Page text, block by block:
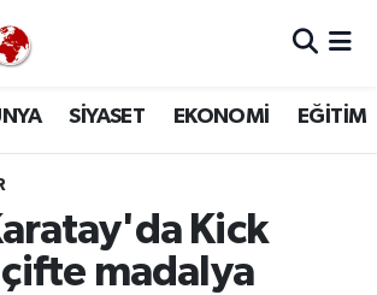
SİYASET EKONOMİ EĞİTİM
Kick
madalya
Durumu ve Fikstür